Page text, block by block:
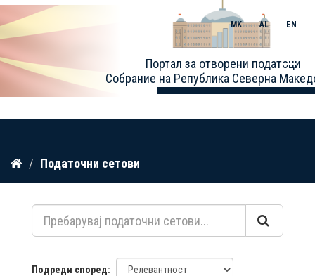
Прескокнете
содржина
Портал за отворени податоци
Собрание на Република Северна
MK AL EN
Toggle
Податочни сетови
Подреди според